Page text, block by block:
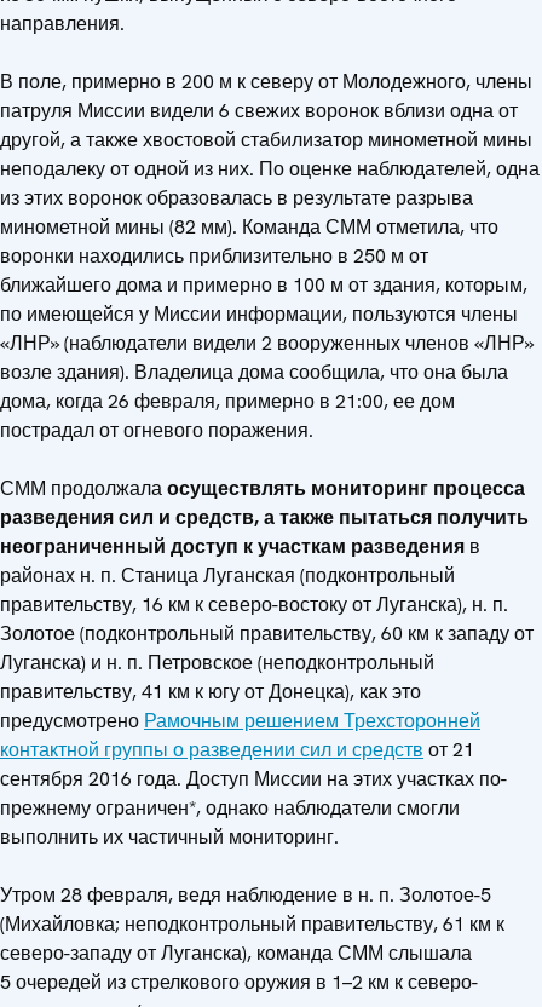
направления.
В поле, примерно в 200 м к северу от Молодежного, члены
патруля Миссии видели 6 свежих воронок вблизи одна от
другой, а также хвостовой стабилизатор минометной мины
неподалеку от одной из них. По оценке наблюдателей, одна
из этих воронок образовалась в результате разрыва
минометной мины (82 мм). Команда СММ отметила, что
воронки находились приблизительно в 250 м от
ближайшего дома и примерно в 100 м от здания, которым,
по имеющейся у Миссии информации, пользуются члены
«ЛНР» (наблюдатели видели 2 вооруженных членов «ЛНР»
возле здания). Владелица дома сообщила, что она была
дома, когда 26 февраля, примерно в 21:00, ее дом
пострадал от огневого поражения.
СММ продолжалаосуществлять мониторинг процесса
разведения сил и средств, а также пытаться получить
неограниченный доступ к участкам разведения в
районах н. п. Станица Луганская (подконтрольный
правительству, 16 км к северо-востоку от Луганска), н. п.
Золотое (подконтрольный правительству, 60 км к западу от
Луганска) и н. п. Петровское (неподконтрольный
правительству, 41 км к югу от Донецка), как это
предусмотрено Рамочным решением Трехсторонней
контактной группы о разведении сил и средств от 21
сентября 2016 года. Доступ Миссии на этих участках по-
прежнему ограничен*, однако наблюдатели смогли
выполнить их частичный мониторинг.
Утром 28 февраля, ведя наблюдение в н. п. Золотое-5
(Михайловка; неподконтрольный правительству, 61 км к
северо-западу от Луганска), команда СММ слышала
5 очередей из стрелкового оружия в 1–2 км к северо-